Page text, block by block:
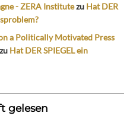
- ZERA Institutezu Hat DER
a Politically Motivated Press
Hat DER SPIEGEL ein
gelesen